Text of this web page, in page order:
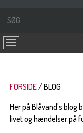
FORSIDE
BLOG
Her på Blåvand's blog
livet og hændelser på